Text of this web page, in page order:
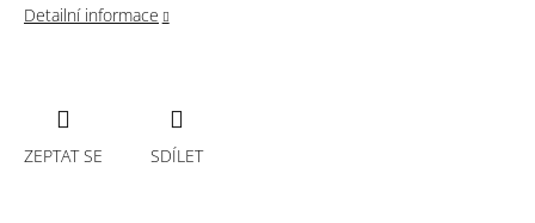
Detailní informace
ZEPTAT SE SDÍLET